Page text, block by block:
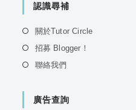
認識尋補
關於Tutor CircleOpens
招募 Blogger！
聯絡我們
new
廣告查詢